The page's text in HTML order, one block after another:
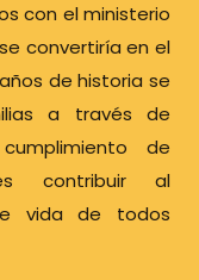
con el ministerio
convertiríaen el
de historia se
a través de
de
contribuir al
vida de todos